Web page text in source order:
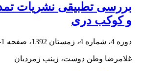
بررسی تطبیقی نشریات
و کوکب دری
دوره 4، شماره 4، زمستان 1392، صفحه 1-24
غلامرضا وطن دوست، زینب زمردیان